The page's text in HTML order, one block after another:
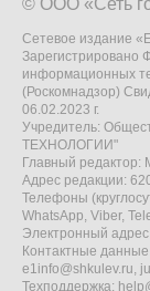
© ООО «Сеть
Сетевое издание
Зарегистрировано
информационных
(Роскомнадзор)
06.02.2023 г.
Учредитель:
ТЕХНОЛОГИИ"
Главный
Адрес редакции:
Телефоны
WhatsApp, Viber,
Электронный
Контактные
e1info@shkulev.ru,
Техподдержка: